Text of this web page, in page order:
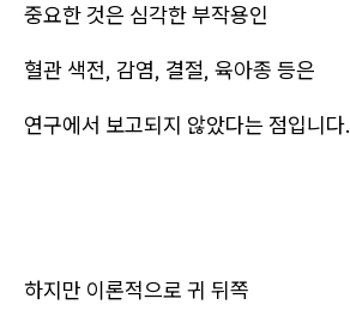
중요한 것은 심각한 부작용인
혈관 색전, 감염, 결절, 육아종 등은
연구에서 보고되지 않았다는 점입니다.
하지만 이론적으로 귀 뒤쪽